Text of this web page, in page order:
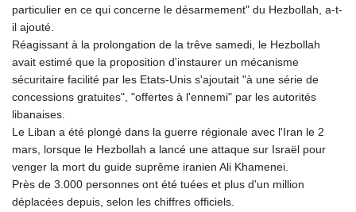
particulier en ce qui concerne le désarmement" du Hezbollah, a-t-
il ajouté.
Réagissant à la prolongation de la trêve samedi, le Hezbollah
avait estimé que la proposition d'instaurer un mécanisme
sécuritaire facilité par les Etats-Unis s'ajoutait "à une série de
concessions gratuites", "offertes à l'ennemi" par les autorités
libanaises.
Le Liban a été plongé dans la guerre régionale avec l'Iran le 2
mars, lorsque le Hezbollah a lancé une attaque sur Israël pour
venger la mort du guide suprême iranien Ali Khamenei.
Près de 3.000 personnes ont été tuées et plus d'un million
déplacées depuis, selon les chiffres officiels.